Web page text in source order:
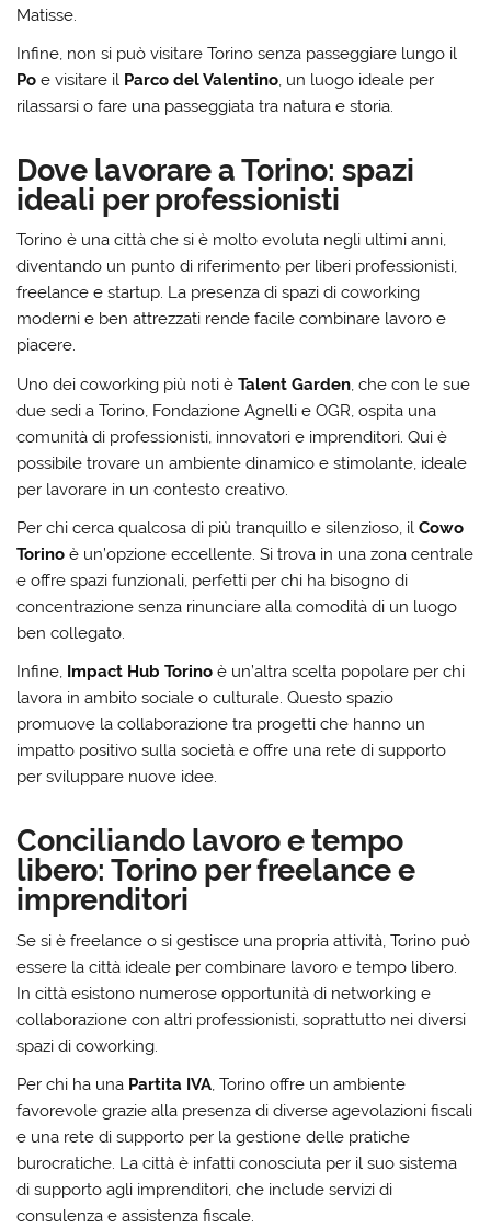
Matisse.
Infine, non si può visitare Torino senza passeggiare lungo il
Po e visitare il Parco del Valentino, un luogo ideale per
rilassarsi o fare una passeggiata tra natura e storia.
Dove lavorare a Torino: spazi
ideali per professionisti
Torino è una città che si è molto evoluta negli ultimi anni,
diventando un punto di riferimento per liberi professionisti,
freelance e startup. La presenza di spazi di coworking
moderni e ben attrezzati rende facile combinare lavoro e
piacere.
Uno dei coworking più noti èTalent Garden, che con le sue
due sedi a Torino, Fondazione Agnelli e OGR, ospita una
comunità di professionisti, innovatori e imprenditori. Qui è
possibile trovare un ambiente dinamico e stimolante, ideale
per lavorare in un contesto creativo.
Per chi cerca qualcosa di più tranquillo e silenzioso, ilCowo
Torino è un’opzione eccellente. Si trova in una zona centrale
e offre spazi funzionali, perfetti per chi ha bisogno di
concentrazione senza rinunciare alla comodità di un luogo
ben collegato.
Infine, Impact Hub Torino è un’altra scelta popolare per chi
lavora in ambito sociale o culturale. Questo spazio
promuove la collaborazione tra progetti che hanno un
impatto positivo sulla società e offre una rete di supporto
per sviluppare nuove idee.
Conciliando lavoro e tempo
libero: Torino per freelance e
imprenditori
Se si è freelance o si gestisce una propria attività, Torino può
essere la città ideale per combinare lavoro e tempo libero.
In città esistono numerose opportunità di networking e
collaborazione con altri professionisti, soprattutto nei diversi
spazi di coworking.
Per chi ha una Partita IVA, Torino offre un ambiente
favorevole grazie alla presenza di diverse agevolazioni fiscali
e una rete di supporto per la gestione delle pratiche
burocratiche. La città è infatti conosciuta per il suo sistema
di supporto agli imprenditori, che include servizi di
consulenza e assistenza fiscale.